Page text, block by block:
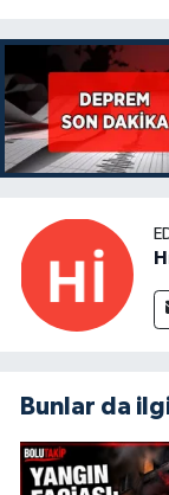
Bunlar da